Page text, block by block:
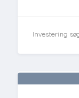
Investering